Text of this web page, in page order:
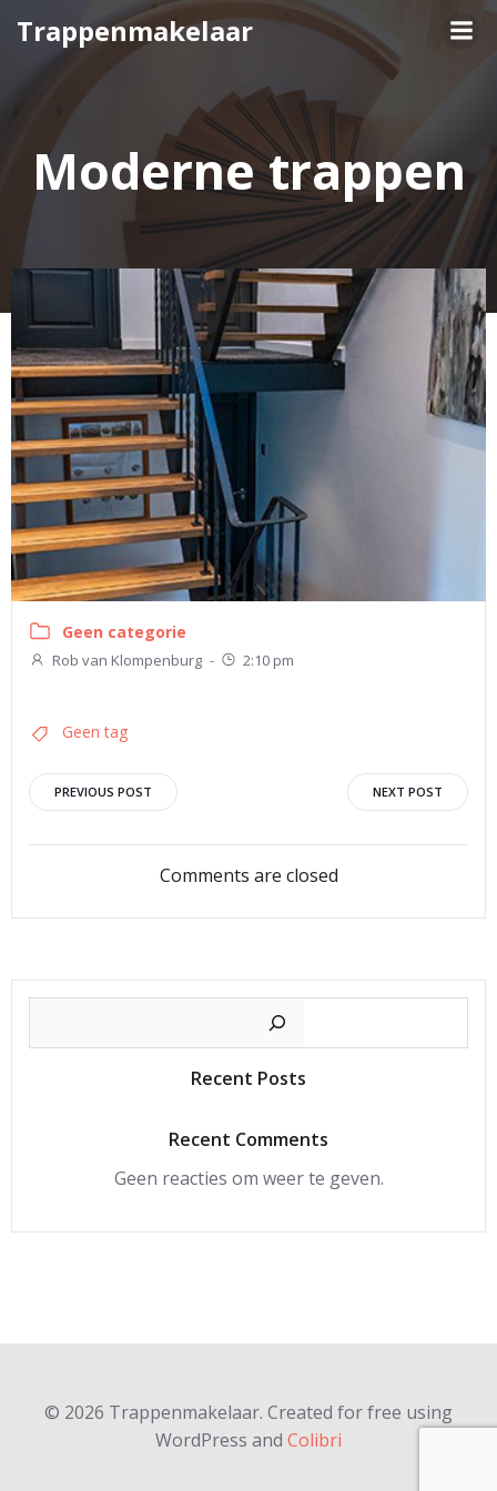
Naar
de
springen
Trappenmakelaar
Moderne trappen
Geen categorie
Rob van Klompenburg - 2:10 pm
Geen tag
Bericht
navigatie
PREVIOUS POST
Bericht
navigatie
NEXT POST
Comments are closed
Recent Posts
Recent Comments
Geen reacties om weer te geven.
© 2026 Trappenmakelaar. Created for free using
WordPress and Colibri